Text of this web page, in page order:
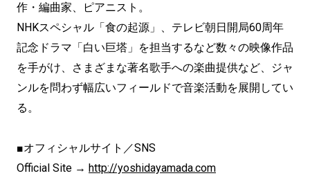
作・編曲家、ピアニスト。
NHKスペシャル「食の起源」、テレビ朝日開局60周年
記念ドラマ「白い巨塔」を担当するなど数々の映像作品
を手がけ、さまざまな著名歌手への楽曲提供など、ジャ
ンルを問わず幅広いフィールドで音楽活動を展開してい
る。
■オフィシャルサイト／SNS
Official Site → http://yoshidayamada.com